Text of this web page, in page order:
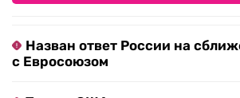
Назван ответ России на
с Евросоюзом